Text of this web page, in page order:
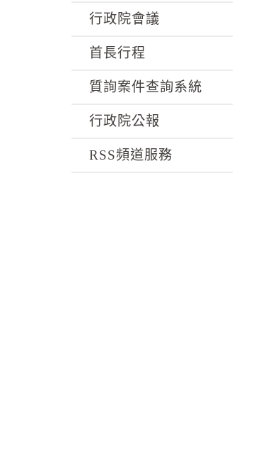
行政院會議
首長行程
質詢案件查詢系統
行政院公報
RSS頻道服務